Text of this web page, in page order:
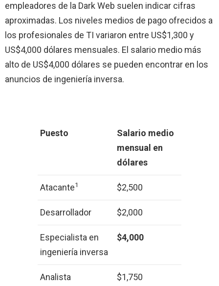
empleadores de la Dark Web suelen indicar cifras
aproximadas. Los niveles medios de pago ofrecidos a
los profesionales de TI variaron entre US$1,300 y
US$4,000 dólares mensuales. El salario medio más
alto de US$4,000 dólares se pueden encontrar en los
anuncios de ingeniería inversa.
Puesto
Salario medio
mensual en
dólares
Atacante1 $2,500
Desarrollador $2,000
Especialista en
ingeniería inversa
$4,000
Analista $1,750